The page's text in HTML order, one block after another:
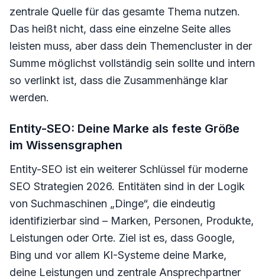
zentrale Quelle für das gesamte Thema nutzen.
Das heißt nicht, dass eine einzelne Seite alles
leisten muss, aber dass dein Themencluster in der
Summe möglichst vollständig sein sollte und intern
so verlinkt ist, dass die Zusammenhänge klar
werden.
Entity-SEO: Deine Marke als feste Größe
im Wissensgraphen
Entity-SEO ist ein weiterer Schlüssel für moderne
SEO Strategien 2026. Entitäten sind in der Logik
von Suchmaschinen „Dinge“, die eindeutig
identifizierbar sind – Marken, Personen, Produkte,
Leistungen oder Orte. Ziel ist es, dass Google,
Bing und vor allem KI-Systeme deine Marke,
deine Leistungen und zentrale Ansprechpartner